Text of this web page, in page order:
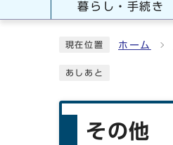
暮らし・手続き
現在位置 ホーム
あしあと
その他